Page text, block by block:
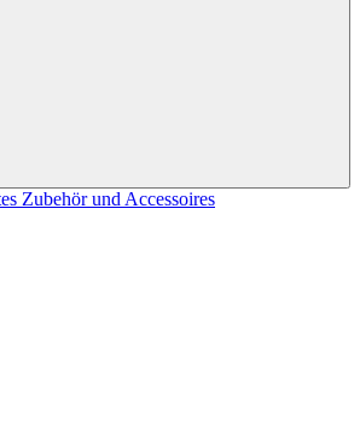
Zubehör und Accessoires